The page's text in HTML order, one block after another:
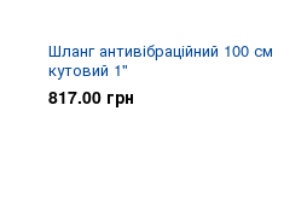
Шланг антивібраційний 100 см
кутовий 1"
817.00 грн